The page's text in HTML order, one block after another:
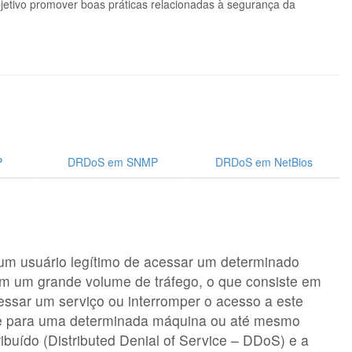
promover boas práticas relacionadas à segurança da
DRDoS em SNMP DRDoS em NetBios
usuário legítimo de acessar um determinado
um grande volume de tráfego, o que consiste em
um serviço ou interromper o acesso a este
uma determinada máquina ou até mesmo
(Distributed Denial of Service – DDoS) e a